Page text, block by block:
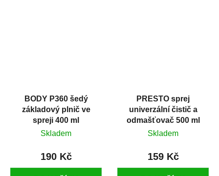
BODY P360 šedý
základový plnič ve
spreji 400 ml
Skladem
190 Kč
PRESTO sprej
univerzální čistič a
odmašťovač 500 ml
Skladem
159 Kč